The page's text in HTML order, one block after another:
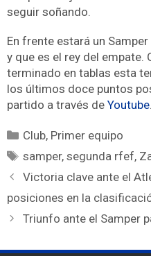
seguir soñando.
En frente estará un
y que es el rey del empate.
terminado en tablas esta
los últimos doce puntos
partido a través de Youtube.
Club, Primer equipo
samper,segunda rfef,
Victoria clave ante el
posiciones en la
Triunfo ante el Samper